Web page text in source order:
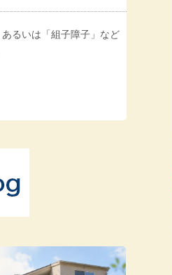
るいは「組子障子」など